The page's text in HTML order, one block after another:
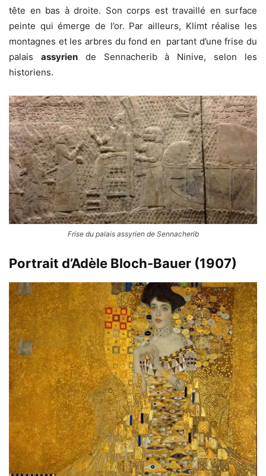
tête en bas à droite. Son corps est travaillé en surface
peinte qui émerge de l’or. Par ailleurs, Klimt réalise les
montagnes et les arbres du fond en partant d’une frise du
palais assyriende Sennacherib à Ninive, selon les
historiens.
Frise du palais assyrien de Sennacherib
Portrait d’Adèle Bloch-Bauer (1907)